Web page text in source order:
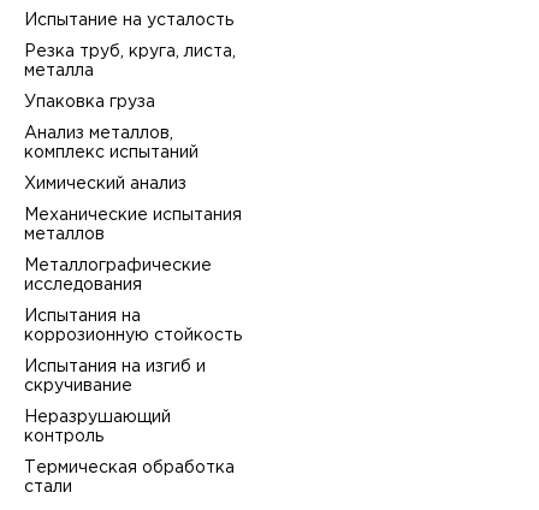
Испытание на усталость
Резка труб, круга, листа,
металла
Упаковка груза
Анализ металлов,
комплекс испытаний
Химический анализ
Механические испытания
металлов
Металлографические
исследования
Испытания на
коррозионную стойкость
Испытания на изгиб и
скручивание
Неразрушающий
контроль
Термическая обработка
стали